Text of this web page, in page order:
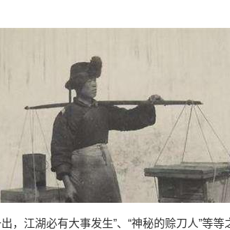
，江湖必有大事发生”、“神秘的赊刀人”等等